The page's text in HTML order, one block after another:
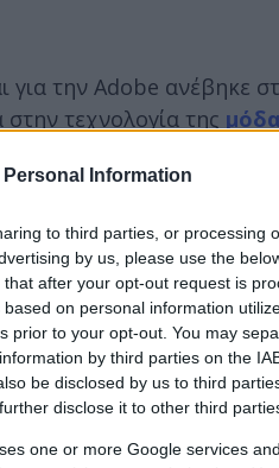
Information
to third parties, or processing
by us, please use the
after your opt-out request is
on personal information
prior to your opt-out. You may
by third parties on the
be disclosed by us to third
disclose it to other third
one or more Google services
για την Adobe ανέβηκε
τεχνολογία της